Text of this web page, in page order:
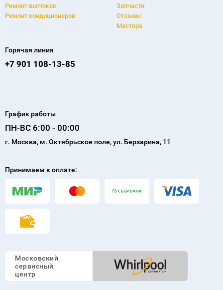
Ремонт вытяжек
Ремонт кондиционеров
Запчасти
Отзывы
Мастера
Горячая линия
+7 901 108-13-85
График работы
ПН-ВС 6:00 - 00:00
г. Москва, м. Октябрьское поле, ул. Берзарина, 11
Принимаем к оплате:
Московский
сервисный
центр